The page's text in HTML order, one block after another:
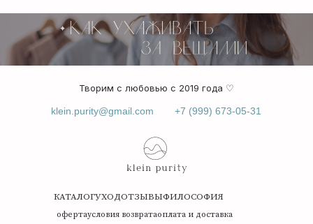
Творим с любовью с 2019 года ♡
klein.purity@gmail.com +7 (999) 673-05-31
КАТАЛОГУХОДОТЗЫВЫФИЛОСОФИЯ
офертаусловия возвратаоплата и доставка